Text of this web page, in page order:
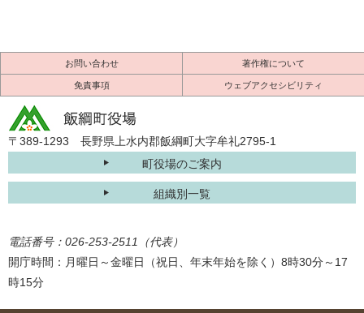
お問い合わせ 著作権について
免責事項 ウェブアクセシビリティ
〒389-1293 長野県上水内郡飯綱町大字牟礼2795-1
町役場のご案内
組織別一覧
電話番号：026-253-2511（代表）
開庁時間：月曜日～金曜日（祝日、年末年始を除く）8時30分～17
時15分